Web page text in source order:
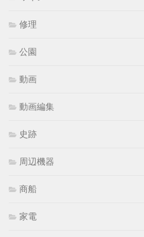
修理
公園
動画
動画編集
史跡
周辺機器
商船
家電